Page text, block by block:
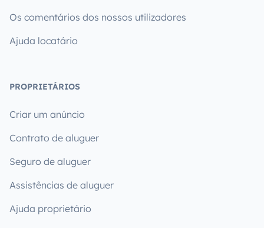
Os comentários dos nossos utilizadores
Ajuda locatário
PROPRIETÁRIOS
Criar um anúncio
Contrato de aluguer
Seguro de aluguer
Assistências de aluguer
Ajuda proprietário